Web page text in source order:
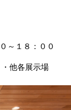
～１８：００
他各展示場